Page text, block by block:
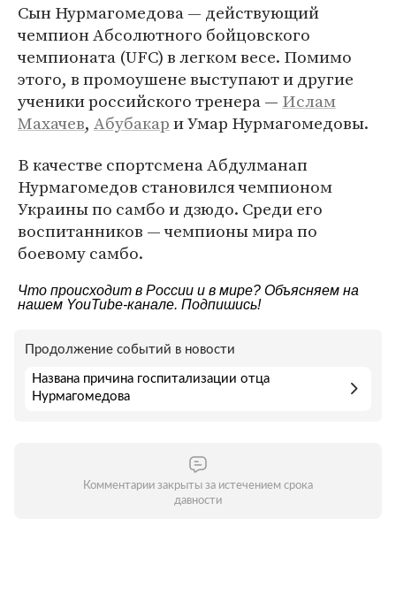
Сын Нурмагомедова — действующий
чемпион Абсолютного бойцовского
чемпионата (UFC) в легком весе. Помимо
этого, в промоушене выступают и другие
ученики российского тренера — Ислам
Махачев, Абубакари Умар Нурмагомедовы.
В качестве спортсмена Абдулманап
Нурмагомедов становился чемпионом
Украины по самбо и дзюдо. Среди его
воспитанников — чемпионы мира по
боевому самбо.
Что происходит в России и в мире? Объясняем на
нашем YouTube-канале. Подпишись!
Продолжение событий в новости
Названа причина госпитализации отца
Нурмагомедова
Комментарии закрыты за истечением срока
давности